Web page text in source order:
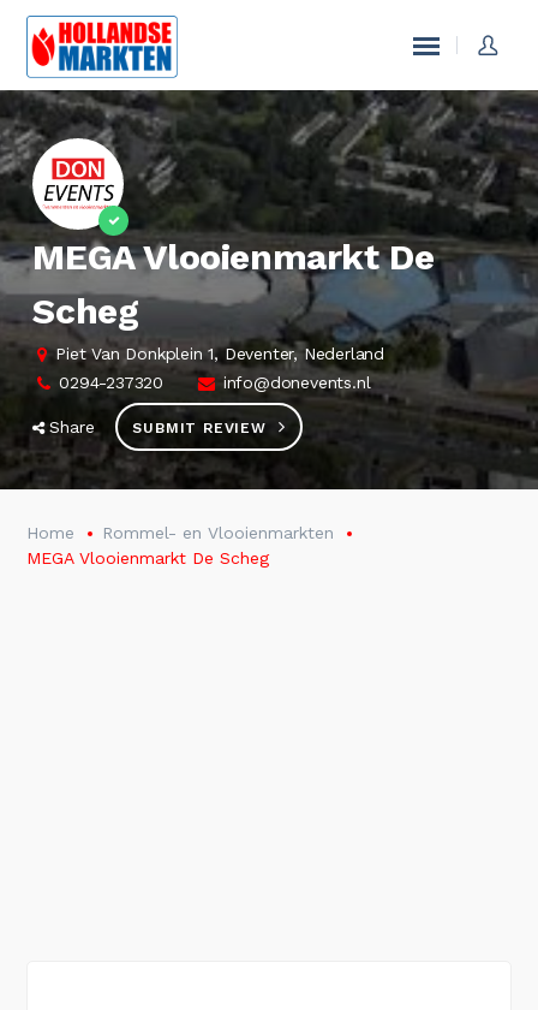
MEGA Vlooienmarkt De
Scheg
Piet Van Donkplein 1, Deventer, Nederland
0294-237320
info@donevents.nl
Share SUBMIT REVIEW
Home
Rommel- en Vlooienmarkten
MEGA Vlooienmarkt De Scheg